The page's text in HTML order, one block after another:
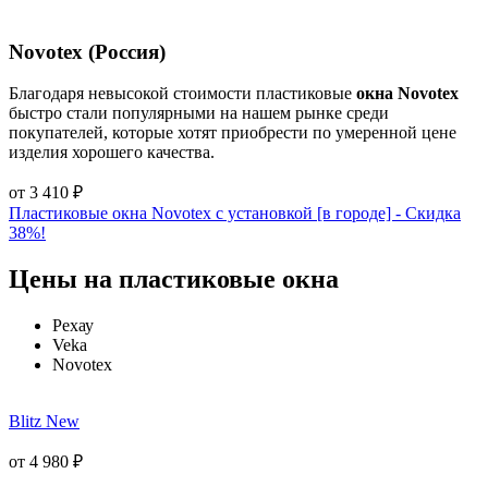
Novotex (Россия)
Благодаря невысокой стоимости пластиковые окна Novotex
быстро стали популярными на нашем рынке среди
покупателей, которые хотят приобрести по умеренной цене
изделия хорошего качества.
от 3 410 ₽
Пластиковые окна Novotex с установкой [в городе] - Cкидка
38%!
Цены на пластиковые окна
Рехау
Veka
Novotex
Blitz New
от 4 980 ₽